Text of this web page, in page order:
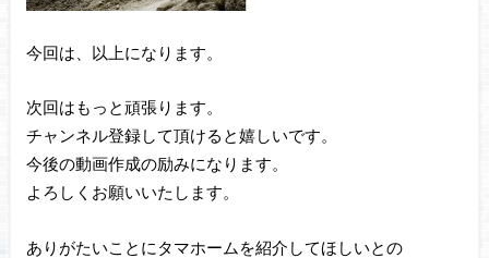
今回は、以上になります。
次回はもっと頑張ります。
チャンネル登録して頂けると嬉しいです。
今後の動画作成の励みになります。
よろしくお願いいたします。
ありがたいことにタマホームを紹介してほしいとの